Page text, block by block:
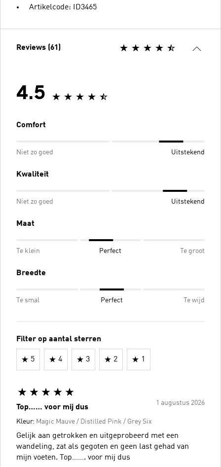
Artikelcode: ID3465
Reviews (61)
4.5
Comfort
Niet zo goed Uitstekend
Kwaliteit
Niet zo goed Uitstekend
Maat
Te klein Perfect Te groot
Breedte
Te smal Perfect Te wijd
Filter op aantal sterren
5 4 3 2 1
1 augustus 2026
Top…… voor mij dus
Kleur: Magic Mauve / Distilled Pink / Grey Six
Gelijk aan getrokken en uitgeprobeerd met een
wandeling, zat als gegoten en geen last gehad van
mijn voeten. Top……. voor mij dus